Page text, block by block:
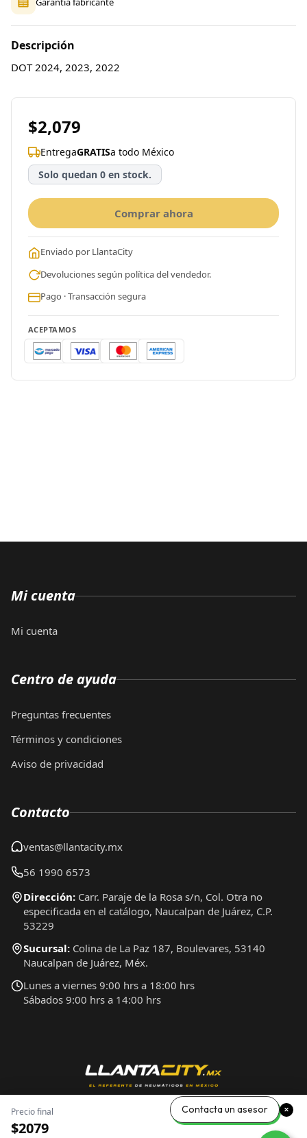
Descripción
DOT 2024, 2023, 2022
$2,079
EntregaGRATISa todo México
Solo quedan 0 en stock.
Comprar ahora
Enviado por LlantaCity
Devoluciones según política del vendedor.
Pago · Transacción segura
ACEPTAMOS
Precio final
$2079
Mi cuenta
Mi cuenta
Centro de ayuda
Preguntas frecuentes
Términos y condiciones
Aviso de privacidad
Contacto
ventas@llantacity.mx
56 1990 6573
Dirección: Carr. Paraje de la Rosa s/n, Col. Otra no
especificada en el catálogo, Naucalpan de Juárez, C.P.
53229
Sucursal: Colina de La Paz 187, Boulevares, 53140
Naucalpan de Juárez, Méx.
Lunes a viernes 9:00 hrs a 18:00 hrs
Sábados 9:00 hrs a 14:00 hrs
Contacta un asesor